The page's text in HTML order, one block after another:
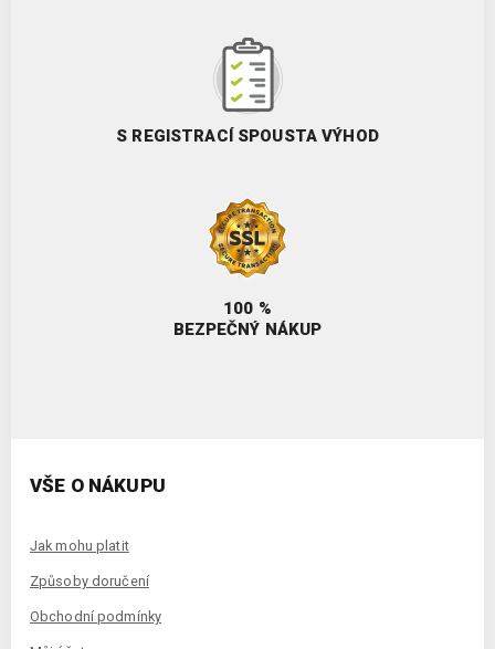
S REGISTRACÍ SPOUSTA VÝHOD
100 %
BEZPEČNÝ NÁKUP
VŠE O NÁKUPU
Jak mohu platit
Způsoby doručení
Obchodní podmínky